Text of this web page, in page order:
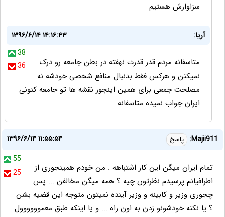
سزاوارش هستیم
آریا:
۱۳۹۶/۶/۱۴ ۱۴:۱۶:۴۳
38
36
متاسفانه مردم قدر قدرت نهفته در بطن جامعه رو درک
نمیکنن و هرکس فقط بدنبال منافع شخصی خودشه نه
مصلحت جمعی برای همین اینجور نقشه ها تو جامعه کنونی
ایران جواب نمیده متاسفانه
Majii911: پاسخ
۱۳۹۶/۶/۱۴ ۱۱:۵۵:۵۴
55
25
تمام ایران میگن این کار اشتباهه . من خودم همینجوری از
اطرافیانم پرسیدم نظرتون چیه ؟ همه میگن مخالفن ... پس
چجوری وزیر و کابینه و وزیر آینده نمیتون متوجه این قضیه بشن
؟ یا نکنه خودشونو زدن به اون راه ... و یا اینکه طبق معموووووول